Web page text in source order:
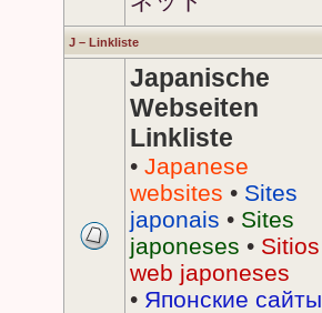
J – Linkliste
Japanische
Webseiten
Linkliste
• Japanese
websites • Sites
japonais • Sites
japoneses • Sitios
web japoneses
• Японские сайты